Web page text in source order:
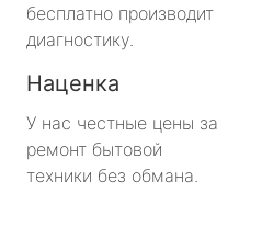
бесплатно производит
диагностику.
Наценка
У нас честные цены за
ремонт бытовой
техники без обмана.